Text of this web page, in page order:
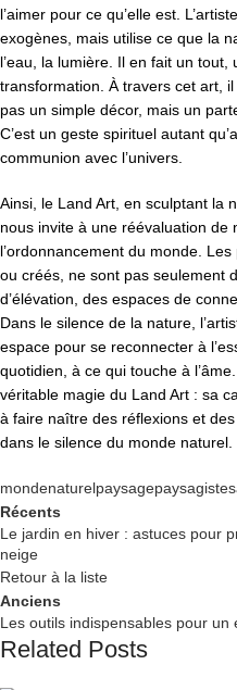
l’aimer pour ce qu’elle est.
exogènes, mais utilise ce que la
l’eau, la lumière. Il en fait un
transformation. À travers cet art,
pas un simple décor, mais un
C’est un geste spirituel autant
communion avec l’univers.
Ainsi, le Land Art, en sculptant la
nous invite à une réévaluation de
l’ordonnancement du monde.
ou créés, ne sont pas seulement
d’élévation, des espaces de
Dans le silence de la nature,
espace pour se reconnecter à
quotidien, à ce qui touche à
véritable magie du Land Art : sa
à faire naître des réflexions et
dans le silence du monde naturel.
mondenaturelpaysagepaysagiste
Récents
Le jardin en hiver : astuces pour
neige
Retour à la liste
Anciens
Les outils indispensables pour
Related Posts